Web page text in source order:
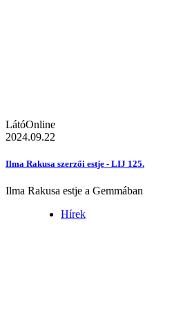
LátóOnline
2024.09.22
Ilma Rakusa szerzői estje - LIJ 125.
Ilma Rakusa estje a Gemmában
Hírek